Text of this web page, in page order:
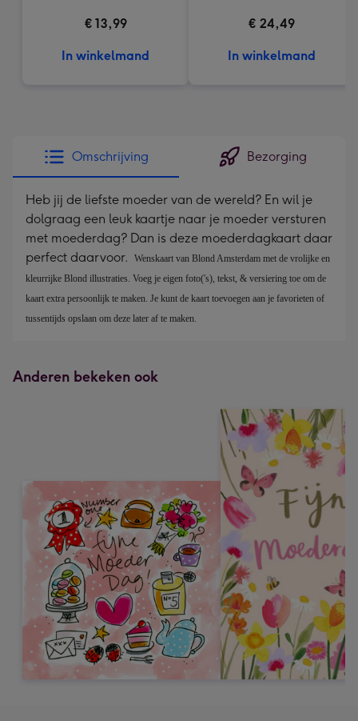
€ 13,99
In winkelmand
€ 24,49
In winkelmand
Omschrijving Bezorging
Heb jij de liefste moeder van de wereld? En wil je
dolgraag een leuk kaartje naar je moeder versturen
met moederdag? Dan is deze moederdagkaart daar
perfect daarvoor.
Wenskaart van Blond Amsterdam met de vrolijke en
kleurrijke Blond illustraties. Voeg je eigen foto('s), tekst, & versiering toe om de
kaart extra persoonlijk te maken. Je kunt de kaart toevoegen aan je favorieten of
tussentijds opslaan om deze later af te maken.
Anderen bekeken ook